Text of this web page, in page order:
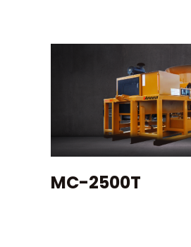
MC-2500T